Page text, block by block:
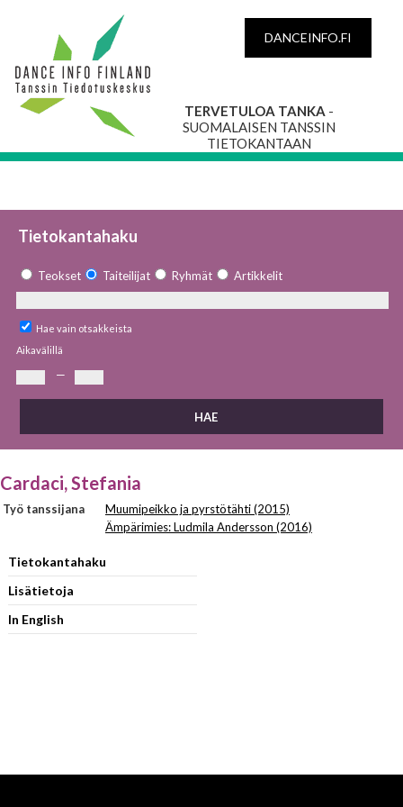
DANCEINFO.FI
TERVETULOA TANKA -
SUOMALAISEN TANSSIN
TIETOKANTAAN
Tietokantahaku
Teokset Taiteilijat Ryhmät Artikkelit
Hae vain otsakkeista
Aikavälillä
—
Cardaci, Stefania
Työ tanssijana
Muumipeikko ja pyrstötähti (2015)
Ämpärimies: Ludmila Andersson (2016)
Tietokantahaku
Lisätietoja
In English